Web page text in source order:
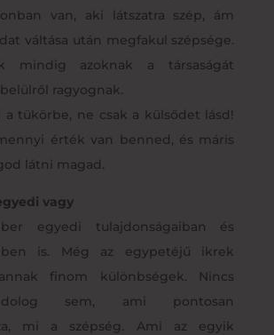
van, aki látszatra szép, ám
váltása után megfakul szépsége.
mindig azoknak a társaságát
ragyognak.
a tükörbe, ne csak a külsődet lásd!
érték van benned, és máris
látni magad.
vagy
egyedi tulajdonságaiban és
is. Még az egypetéjű ikrek
finom különbségek. Nincs
sem, ami pontosan
mi a szépség. Ami az egyik